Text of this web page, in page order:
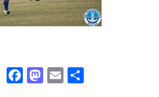
Facebook
Mastodon
Email